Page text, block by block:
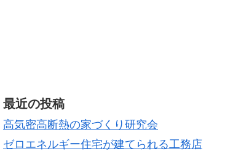
最近の投稿
高気密高断熱の家づくり研究会
ゼロエネルギー住宅が建てられる工務店